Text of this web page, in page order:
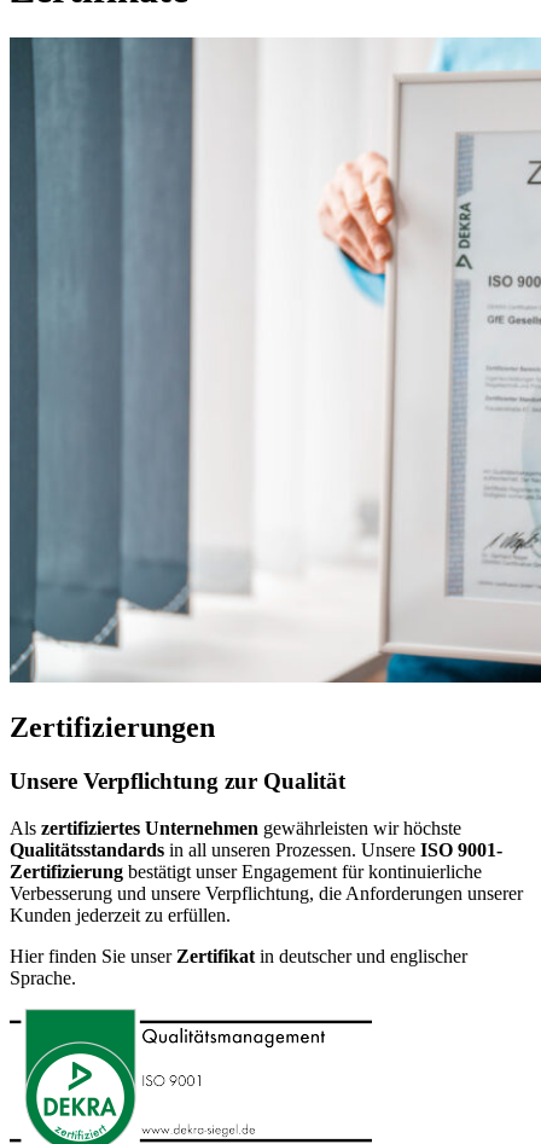
Zertifizierungen
Unsere Verpflichtung zur Qualität
Als zertifiziertes Unternehmen gewährleisten wir höchste
Qualitätsstandards in all unseren Prozessen. Unsere ISO 9001-
Zertifizierung bestätigt unser Engagement für kontinuierliche
Verbesserung und unsere Verpflichtung, die Anforderungen unserer
Kunden jederzeit zu erfüllen.
Hier finden Sie unser Zertifikat in deutscher und englischer
Sprache.